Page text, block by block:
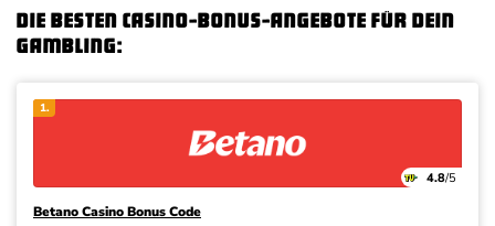
Die besten Casino-Bonus-Angebote für dein
Gambling:
1.
4.8/5
Betano Casino Bonus Code